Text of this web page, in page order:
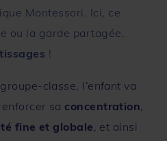
Montessori. Ici, ce
ou la garde partagée.
!
classe, l’enfant va
sa concentration
fine et globale , et ainsi